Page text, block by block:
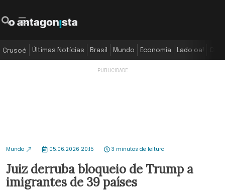
Crusoé Últimas Notícias Brasil Mundo Economia Lado oa!
Mundo 05.06.2026 20:15 3 minutos de leitura
Juiz derruba bloqueio de Trump a
imigrantes de 39 países